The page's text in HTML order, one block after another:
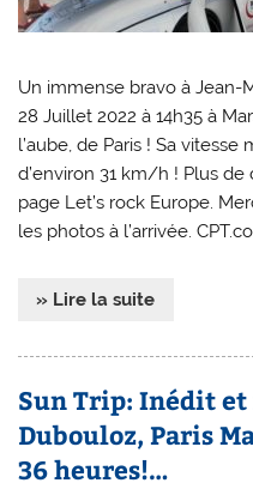
Un immense bravo à Jean-
28 Juillet 2022 à 14h35 à
l’aube, de Paris ! Sa
d’environ 31 km/h ! Plus
page Let’s rock Europe.
les photos à l’arrivée.
» Lire la suite
Sun Trip: Inédit et
Dubouloz, Paris
36 heures!…